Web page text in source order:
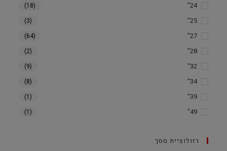
24"
(18)
25"
(3)
27"
(64)
28"
(2)
32"
(9)
34"
(8)
39"
(1)
49"
(1)
רזולוציית מסך